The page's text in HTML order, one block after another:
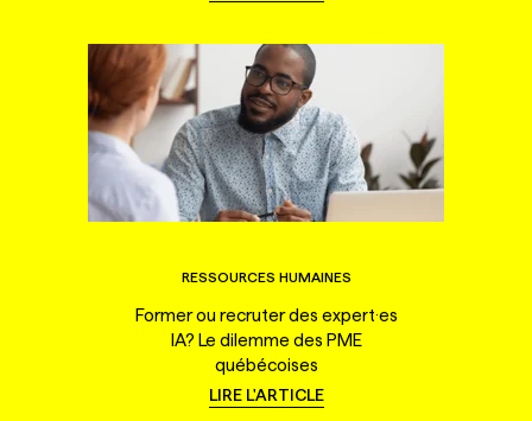
RESSOURCES HUMAINES
Former ou recruter des expert·es
IA? Le dilemme des PME
québécoises
LIRE L'ARTICLE